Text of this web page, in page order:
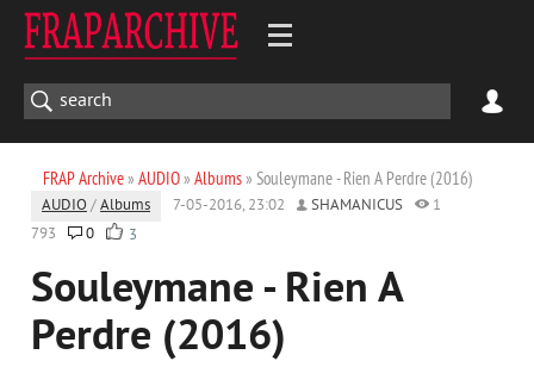
FRAP Archive» AUDIO» Albums» Souleymane - Rien A Perdre (2016)
AUDIO /Albums 7-05-2016, 23:02 SHAMANICUS
1
793
0 3
Souleymane - Rien A
Perdre (2016)